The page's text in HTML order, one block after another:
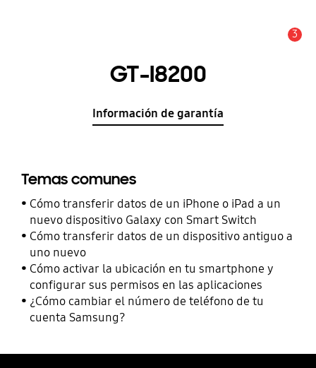
3
GT-I8200
Información de garantía
Temas comunes
Cómo transferir datos de un iPhone o iPad a un
nuevo dispositivo Galaxy con Smart Switch
Cómo transferir datos de un dispositivo antiguo a
uno nuevo
Cómo activar la ubicación en tu smartphone y
configurar sus permisos en las aplicaciones
¿Cómo cambiar el número de teléfono de tu
cuenta Samsung?